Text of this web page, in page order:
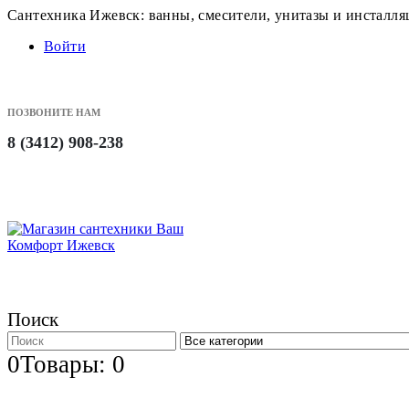
Сантехника Ижевск: ванны, смесители, унитазы и
Войти
ПОЗВОНИТЕ НАМ
8 (3412) 908-238
Поиск
0Товары: 0